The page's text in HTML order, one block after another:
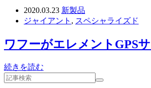
2020.03.23 新製品
ジャイアント , スペシャライズド
ワフーがエレメントGPS
続きを読む